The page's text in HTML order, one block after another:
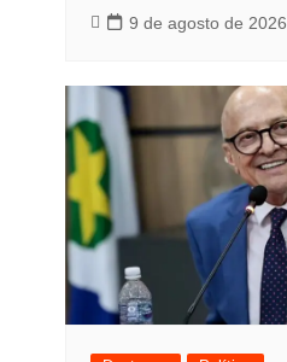
9 de agosto de 2026